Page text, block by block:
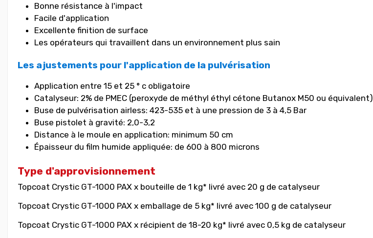
Bonne résistance à l'impact
Facile d'application
Excellente finition de surface
Les opérateurs qui travaillent dans un environnement plus sain
Les ajustements pour l'application de la pulvérisation
Application entre 15 et 25 ° c obligatoire
Catalyseur: 2% de PMEC (peroxyde de méthyl éthyl cétone Butanox M50 ou équivalent)
Buse de pulvérisation airless: 423-535 et à une pression de 3 à 4,5 Bar
Buse pistolet à gravité: 2,0-3,2
Distance à le moule en application: minimum 50 cm
Épaisseur du film humide appliquée: de 600 à 800 microns
Type d'approvisionnement
Topcoat Crystic GT-1000 PAX x bouteille de 1 kg* livré avec 20 g de catalyseur
Topcoat Crystic GT-1000 PAX x emballage de 5 kg* livré avec 100 g de catalyseur
Topcoat Crystic GT-1000 PAX x récipient de 18-20 kg* livré avec 0,5 kg de catalyseur